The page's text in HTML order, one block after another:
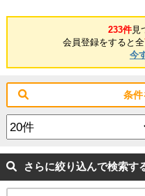
233件見
会員登録をすると全
今
条
さらに絞り込んで検索す